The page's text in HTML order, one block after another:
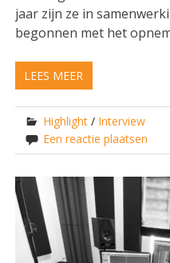
jaar zijn ze in
begonnen met het
LEES MEER
Highlight / Interview
Een reactie plaatsen